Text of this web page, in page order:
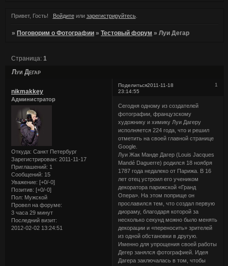
Привет, Гость! Войдитеили зарегистрируйтесь.
» Поговорим о Фотографии »Тестовый форум »Луи Дегар
Луи Дегар
Страница:1
Поделиться 1
2011-11-18
23:14:55
nikmakkey
Администратор
Откуда: Санкт Петербург
Зарегистрирован: 2011-11-17
Приглашений: 1
Сообщений: 15
Уважение: [+0/-0]
Позитив: [+0/-0]
Пол: Мужской
Провел на форуме:
3 часа 29 минут
Последний визит:
2012-02-02 13:24:51
Сегодня одному из создателей
фотографии, французскому
художнику и химику Луи Дагеру
исполняется 224 года, что и решил
отметить на своей главной странице
Google.
Луи Жак Манде Дагер (Louis Jacques
Mandé Daguerre) родился 18 ноября
1787 года недалеко от Парижа. В 16
лет отец устроил его учеником
декоратора парижской «Гранд
Опера». На этом поприще он
прославился тем, что создал первую
диораму, благодаря которой за
несколько секунд можно было менять
декорации и «переносить» зрителей
из одной обстановки в другую.
Именно для упрощения своей работы
Дегер занялся фотографией. Идея
Дагера заключалась в том, чтобы